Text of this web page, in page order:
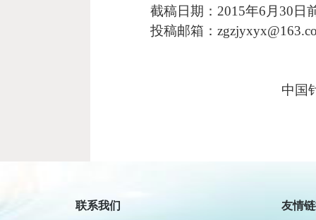
截稿日期： 2015年6 月 30 日
投稿邮箱：
中国
联系我们 友情
人民